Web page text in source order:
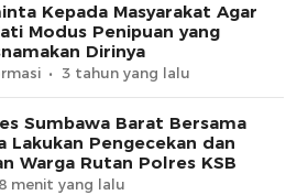
Kepada Masyarakat Agar
Modus Penipuan yang
Dirinya
3 tahun yang lalu
Sumbawa Barat Bersama
Lakukan Pengecekan dan
Warga Rutan Polres KSB
menit yang lalu